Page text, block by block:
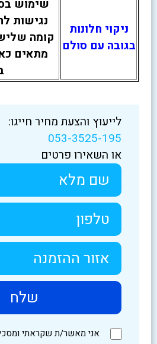
ניקוי חלונות
בגובה עם סולם
שימוש
נגישות
קומה
מתאים
לייעוץ והצעת מחיר חייגו:
053-3525-195
או השאירו פרטים
אני מאשר/ת שקראתי